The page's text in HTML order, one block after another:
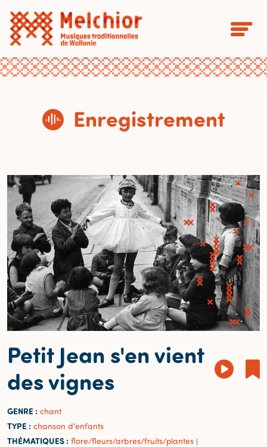
Enregistrement
Petit Jean s'en vient
des vignes
GENRE : chant
TYPE : chanson d'enfants
THÉMATIQUES : flore/fleurs/arbres/fruits/plantes |